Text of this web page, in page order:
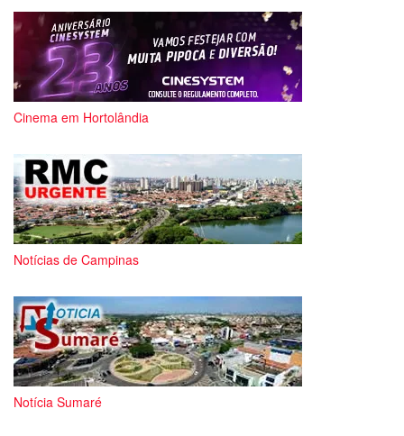
Cinema em Hortolândia
Notícias de Campinas
Notícia Sumaré